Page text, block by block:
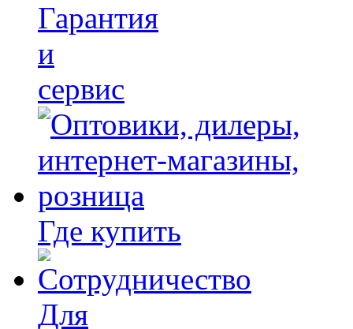
Гарантия
и
сервис
Где купить
Для